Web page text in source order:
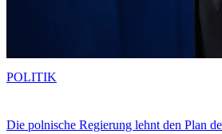
Die polnische Regierung lehnt den Plan
POLITIK